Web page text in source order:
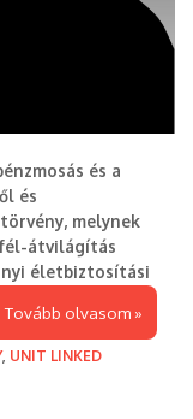
és a
és
melynek
átvilágítás
életbiztosítási
Tovább olvasom »
, UNIT LINKED